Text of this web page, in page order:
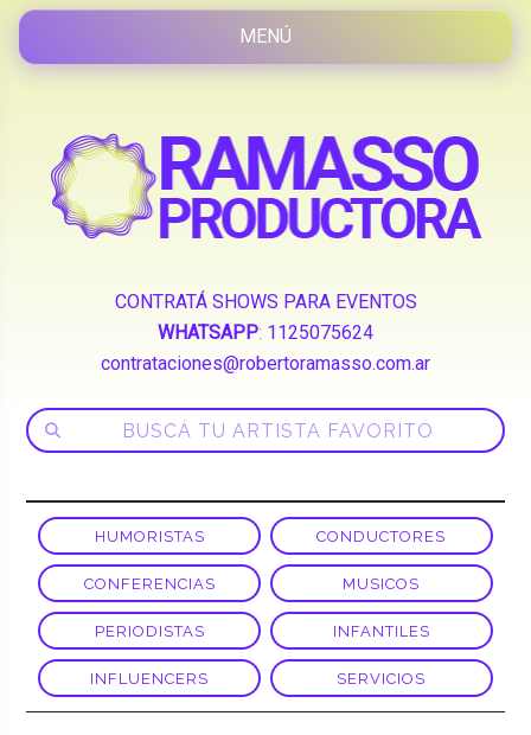
CONTRATÁ SHOWS PARA EVENTOS
WHATSAPP: 1125075624
contrataciones@robertoramasso.com.ar
HUMORISTAS CONDUCTORES
CONFERENCIAS MUSICOS
PERIODISTAS INFANTILES
INFLUENCERS SERVICIOS